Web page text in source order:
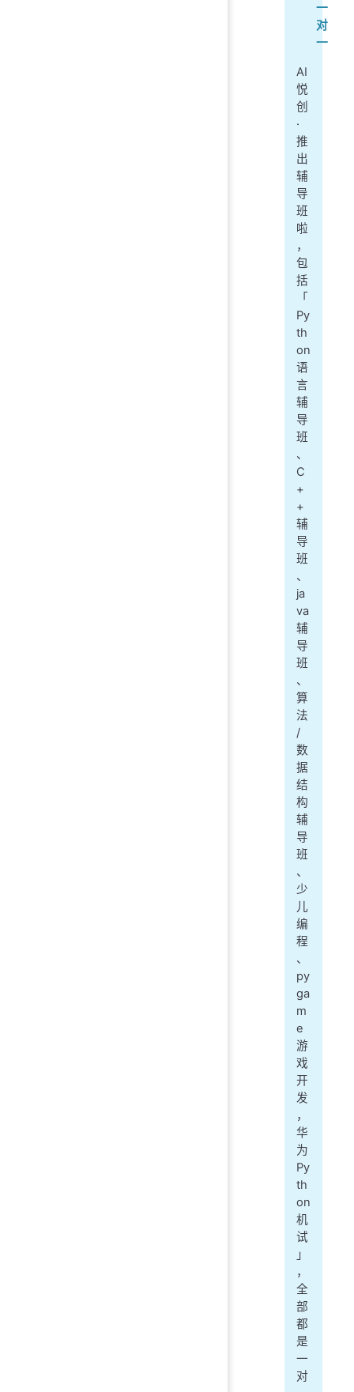
一
对
一
AI
悦
创
·
推
出
辅
导
班
啦
，
包
括
「
Py
th
on
语
言
辅
导
班
、
C
+
+
辅
导
班
、
ja
va
辅
导
班
、
算
法
/
数
据
结
构
辅
导
班
、
少
儿
编
程
、
py
ga
m
e
游
戏
开
发
，
华
为
Py
th
on
机
试
」
，
全
部
都
是
一
对